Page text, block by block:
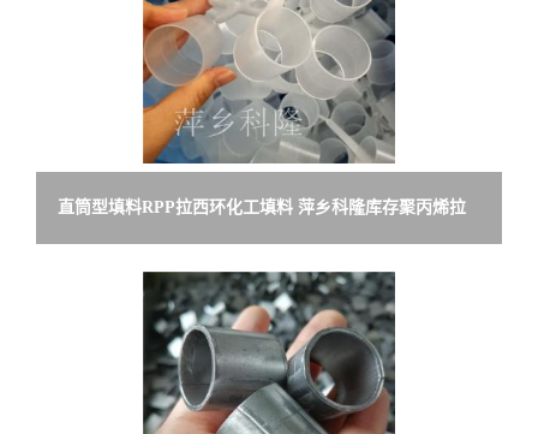
直筒型填料RPP拉西环化工填料 萍乡科隆库存聚丙烯拉
西环塑料